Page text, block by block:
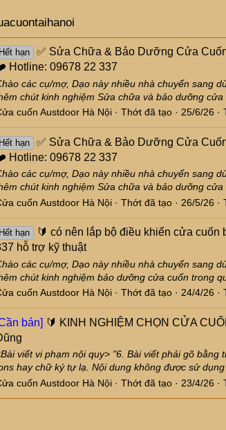
Hết hạn
✅ Sửa Chữa & Bảo Dưỡng Cửa
Hotline: 09678 22 337
các cụ/mợ, Dạo này nhiều nhà chuyển sang
chút kinh nghiệm Sửa chữa và bảo dưỡng cửa
cuốn Austdoor Hà Nội
Thớt đã tạo 25/6/26
Hết hạn
✅ Sửa Chữa & Bảo Dưỡng Cửa
Hotline: 09678 22 337
các cụ/mợ, Dạo này nhiều nhà chuyển sang
chút kinh nghiệm Sửa chữa và bảo dưỡng
cuốn Austdoor Hà Nội
Thớt đã tạo 26/5/26
Hết hạn
🔰 có nên lắp bộ điều khiển cửa
hỗ trợ kỹ thuật
các cụ/mợ, Dạo này nhiều nhà chuyển sang
chút kinh nghiệm bảo dưỡng cửa cuốn trong
cuốn Austdoor Hà Nội
Thớt đã tạo 24/4/26
bán] 🔰 KINH NGHIỆM CHỌN CỬA
viết vi phạm nội quy> "6. Bài viết phải gõ
hay chữ ký tự lạ. Nội dung không được sử
cuốn Austdoor Hà Nội
Thớt đã tạo 23/4/26